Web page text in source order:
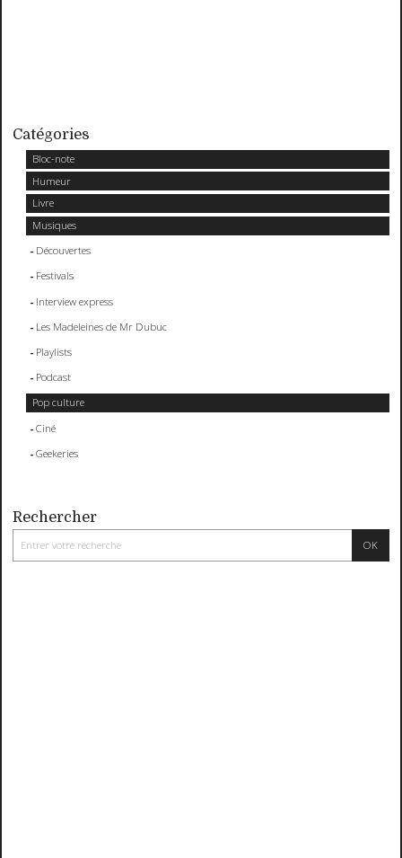
Catégories
Bloc-note
Humeur
Livre
Musiques
Découvertes
Festivals
Interview express
Les Madeleines de Mr Dubuc
Playlists
Podcast
Pop culture
Ciné
Geekeries
Rechercher